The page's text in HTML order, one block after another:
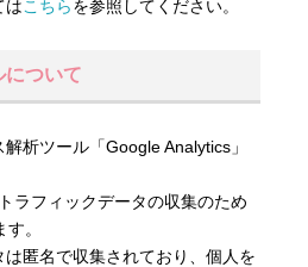
はこちらを参照してください。
について
析ツール「Google Analytics」
ラフィックデータの収集のため
。
匿名で収集されており、個人を